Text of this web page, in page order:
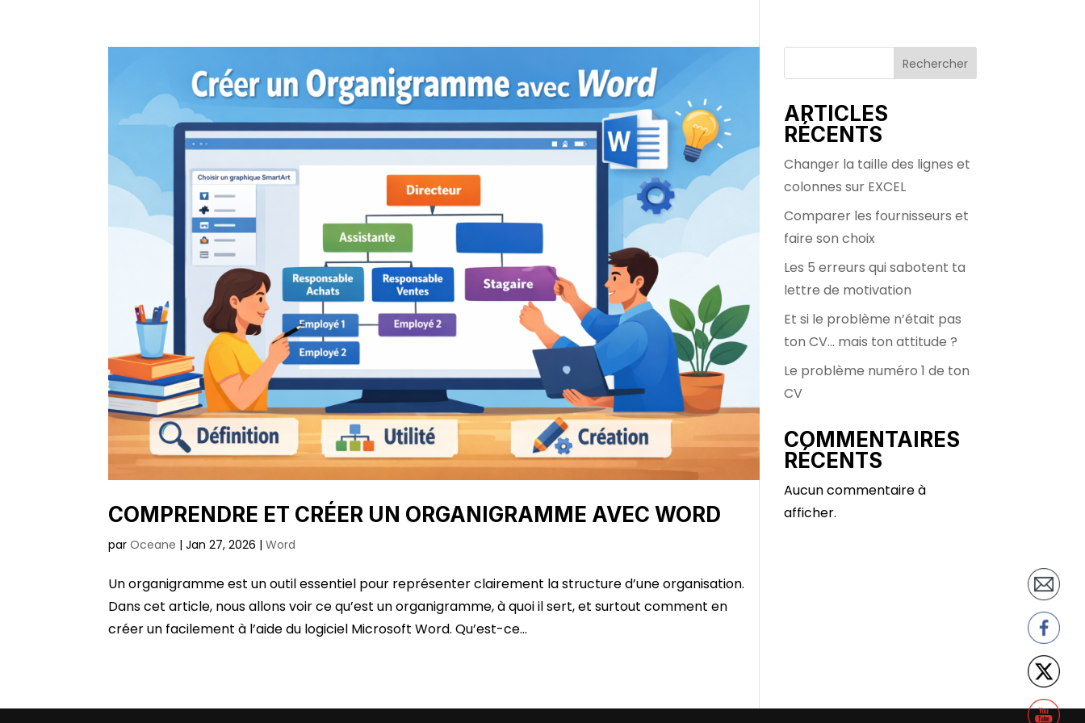
COMPRENDRE ET CRÉER UN ORGANIGRAMME AVEC WORD
parOceane |Jan 27, 2026 |Word
Un organigramme est un outil essentiel pour représenter clairement la structure d’une organisation.
Dans cet article, nous allons voir ce qu’est un organigramme, à quoi il sert, et surtout comment en
créer un facilement à l’aide du logiciel Microsoft Word. Qu’est-ce...
Rechercher
ARTICLES
RÉCENTS
Changer la taille des lignes et
colonnes sur EXCEL
Comparer les fournisseurs et
faire son choix
Les 5 erreurs qui sabotent ta
lettre de motivation
Et si le problème n’était pas
ton CV… mais ton attitude ?
Le problème numéro 1 de ton
CV
COMMENTAIRES
RÉCENTS
Aucun commentaire à
afficher.